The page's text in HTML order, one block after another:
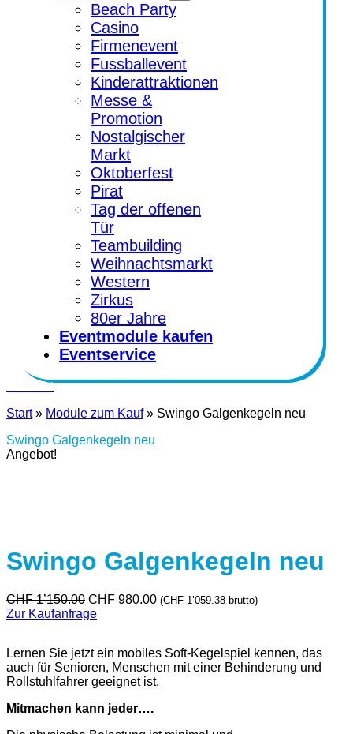
Beach Party
Casino
Firmenevent
Fussballevent
Kinderattraktionen
Messe &
Promotion
Nostalgischer
Markt
Oktoberfest
Pirat
Tag der offenen
Tür
Teambuilding
Weihnachtsmarkt
Western
Zirkus
80er Jahre
Eventmodule kaufen
Eventservice
Kontakt
Start» Module zum Kauf» Swingo Galgenkegeln neu
Swingo Galgenkegeln neu
Angebot!
Swingo Galgenkegeln neu
CHF1’150.00 Ursprünglicher
Preis
CHF 980.00Aktueller
(CHF 1’059.38 brutto)
Zur Kaufanfrage
Lernen Sie jetzt ein mobiles Soft-Kegelspiel kennen, das
auch für Senioren, Menschen mit einer Behinderung und
Rollstuhlfahrer geeignet ist.
Mitmachen kann jeder….